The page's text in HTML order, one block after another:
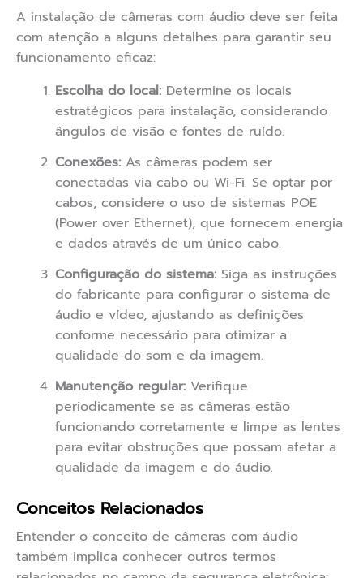
A instalação de câmeras com áudio deve ser feita
com atenção a alguns detalhes para garantir seu
funcionamento eficaz:
Escolha do local: Determine os locais
estratégicos para instalação, considerando
ângulos de visão e fontes de ruído.
Conexões: As câmeras podem ser
conectadas via cabo ou Wi-Fi. Se optar por
cabos, considere o uso de sistemas POE
(Power over Ethernet), que fornecem energia
e dados através de um único cabo.
Configuração do sistema: Siga as instruções
do fabricante para configurar o sistema de
áudio e vídeo, ajustando as definições
conforme necessário para otimizar a
qualidade do som e da imagem.
Manutenção regular: Verifique
periodicamente se as câmeras estão
funcionando corretamente e limpe as lentes
para evitar obstruções que possam afetar a
qualidade da imagem e do áudio.
Conceitos Relacionados
Entender o conceito de câmeras com áudio
também implica conhecer outros termos